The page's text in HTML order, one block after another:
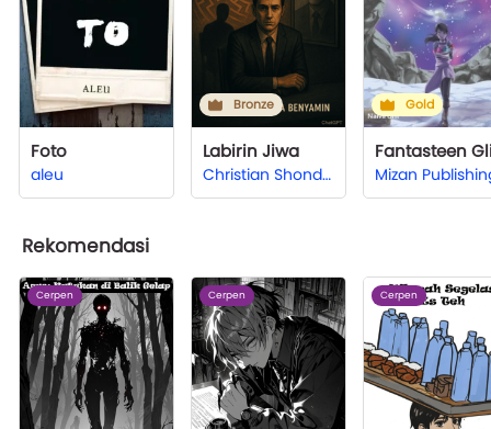
Foto
aleu
Bronze
Labirin Jiwa
Christian Shonda Benyamin
Gold
Mizan
Rekomendasi
Cerpen Cerpen Cerpen